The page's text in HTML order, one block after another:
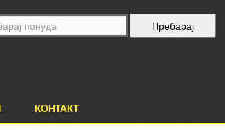
КОНТАКТ